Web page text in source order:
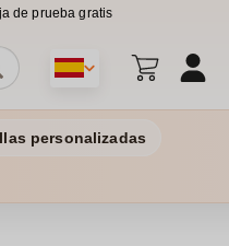
de prueba gratis
personalizadas